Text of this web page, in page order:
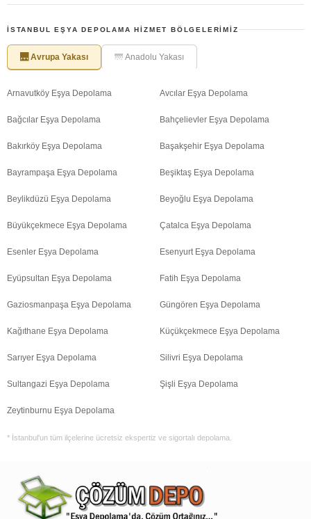
İSTANBUL EŞYA DEPOLAMA HIZMET BÖLGELERIMIZ
🌉 Avrupa Yakası 🌁 Anadolu Yakası
Arnavutköy Eşya Depolama Avcılar Eşya Depolama
Bağcılar Eşya Depolama Bahçelievler Eşya Depolama
Bakırköy Eşya Depolama Başakşehir Eşya Depolama
Bayrampaşa Eşya Depolama Beşiktaş Eşya Depolama
Beylikdüzü Eşya Depolama Beyoğlu Eşya Depolama
Büyükçekmece Eşya Depolama Çatalca Eşya Depolama
Esenler Eşya Depolama Esenyurt Eşya Depolama
Eyüpsultan Eşya Depolama Fatih Eşya Depolama
Gaziosmanpaşa Eşya Depolama Güngören Eşya Depolama
Kağıthane Eşya Depolama Küçükçekmece Eşya Depolama
Sarıyer Eşya Depolama Silivri Eşya Depolama
Sultangazi Eşya Depolama Şişli Eşya Depolama
Zeytinburnu Eşya Depolama
* İstanbul'un tüm ilçelerine ücretsiz ekspertiz ve sigortalı depolama.